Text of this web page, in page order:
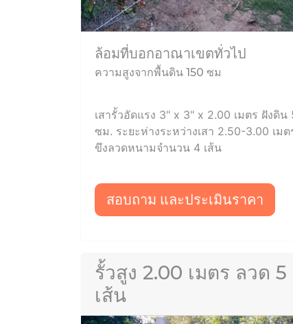
ล้อมที่บอกอาณาเขตทั่วไป
ความสูงจากพื้นดิน 150 ซม
เสารั้วอัดแรง 3" x 3" x 2.00 เมตร ฝังดิน
ซม. ระยะห่างระหว่างเสา 2.50-3.00 เมต
ขึงลวดหนามจำนวน 4 เส้น
สอบถาม และประเมินราคา
รั้วสูง 2.00 เมตร ลวด 5
เส้น